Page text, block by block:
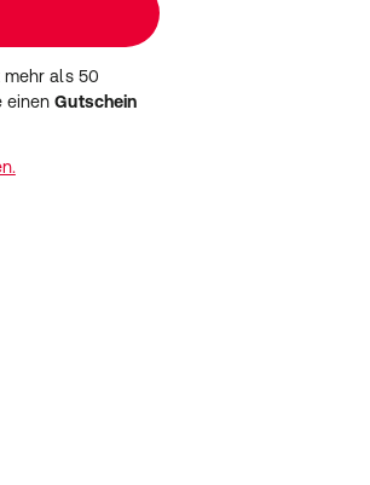
mehr als 50
einenGutschein